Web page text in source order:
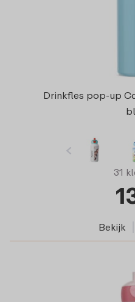
Drinkfles pop-up
31
Bekijk